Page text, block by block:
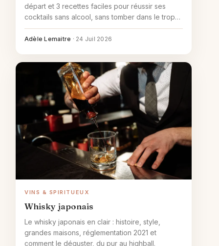
départ et 3 recettes faciles pour réussir ses
cocktails sans alcool, sans tomber dans le trop
sucré.
Adèle Lemaitre · 24 Juil 2026
VINS & SPIRITUEUX
Whisky japonais
Le whisky japonais en clair : histoire, style,
grandes maisons, réglementation 2021 et
comment le déguster, du pur au highball.